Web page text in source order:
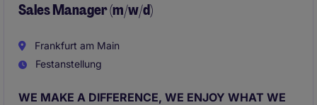
Sales Manager (m/w/d)
Frankfurt am Main
Festanstellung
WE MAKE A DIFFERENCE, WE ENJOY WHAT WE